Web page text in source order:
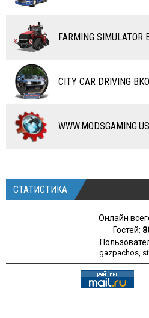
RC ТРАНСПОРТ
КАРТЫ
ЧИТЫ
ПРОГРАММЫ
РАЗНОЕ
FARMING
CITY CAR DRIVING
WWW.MODSGAMING.US
СТАТИСТИКА
Онлайн
Гостей:
gazpachos,